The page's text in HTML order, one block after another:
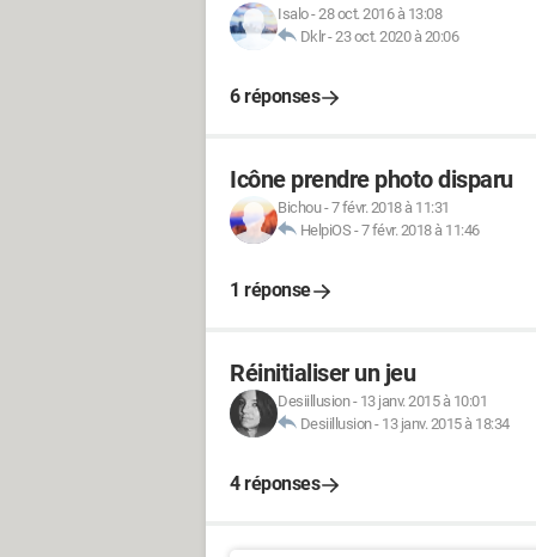
Isalo-28 oct. 2016 à 13:08
Dklr-23 oct. 2020 à 20:06
6 réponses
Icône prendre photo disparu
Bichou-7 févr. 2018 à 11:31
HelpiOS -7 févr. 2018 à 11:46
1 réponse
Réinitialiser un jeu
Desiillusion- 13 janv. 2015 à 10:01
Desiillusion- 13 janv. 2015 à 18:34
4 réponses